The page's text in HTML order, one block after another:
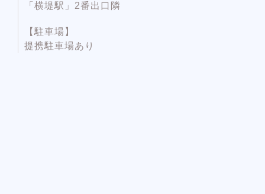
「横堤駅」2番出口隣
【駐車場】
提携駐車場あり